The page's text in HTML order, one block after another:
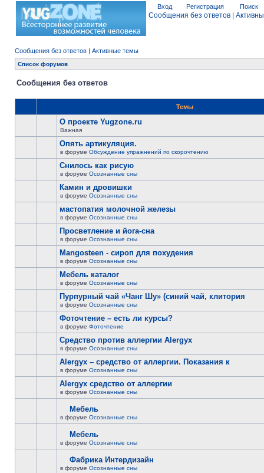
Вход Регистрация Поиск
Сообщения без ответов
Сообщения без ответов | Активные темы
Список форумов
Сообщения без ответов
Темы
О проекте Yugzone.ru
Важная
Опять артикуляция.
в форуме Обсуждение упражнений по скорочтению
Снилось как рисую
в форуме Осознанные сны
Камин и дровишки
в форуме Осознанные сны
мастопатия молочной железы
в форуме Осознанные сны
Просветление и йога-сна
в форуме Осознанные сны
Mangosteen - сироп для похудения
в форуме Осознанные сны
Мебель каталог
в форуме Осознанные сны
Пурпурный чай «Чанг Шу» (синий чай, клитория
в форуме Осознанные сны
Фоточтение – есть ли курсы?
в форуме Фоточтение
Cредство против аллергии Alergyx
в форуме Осознанные сны
Alergyx – средство от аллергии. Показания к
в форуме Осознанные сны
Alergyx средство от аллергии
в форуме Осознанные сны
Мебель
в форуме Осознанные сны
Мебель
в форуме Осознанные сны
Фабрика Интердизайн
в форуме Осознанные сны